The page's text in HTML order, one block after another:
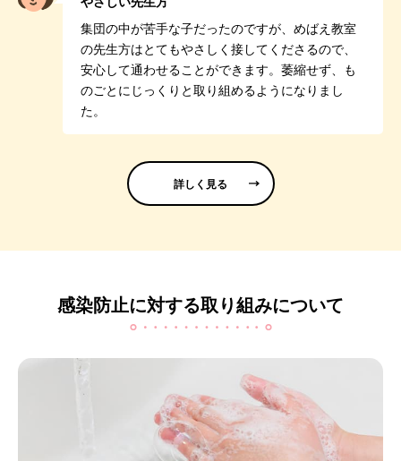
集団の中が苦手な子だったのですが、めばえ教室
の先生方はとてもやさしく接してくださるので、
安心して通わせることができます。萎縮せず、も
のごとにじっくりと取り組めるようになりまし
た。
詳しく見る
感染防止に対する取り組みについて